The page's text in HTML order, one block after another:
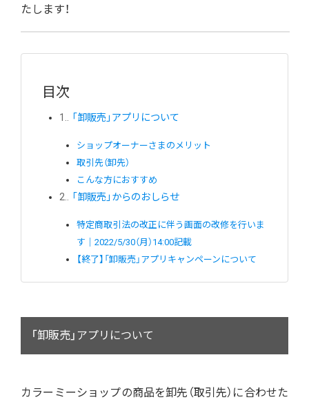
たします！
目次
1. 「卸販売」アプリについて
ショップオーナーさまのメリット
取引先（卸先）
こんな方におすすめ
2. 「卸販売」からのおしらせ
特定商取引法の改正に伴う画面の改修を行いま
す｜2022/5/30（月）14:00記載
【終了】「卸販売」アプリキャンペーンについて
「卸販売」アプリについて
カラーミーショップの商品を卸先（取引先）に合わせた